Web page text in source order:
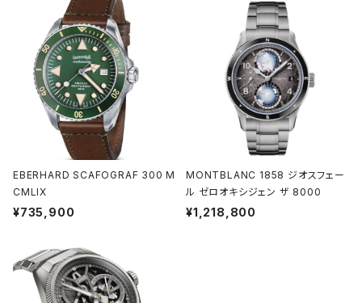
EBERHARD SCAFOGRAF 300 M
CMLIX
¥735,900
MONTBLANC 1858 ジオスフェー
ル ゼロオキシジェン ザ 8000
¥1,218,800